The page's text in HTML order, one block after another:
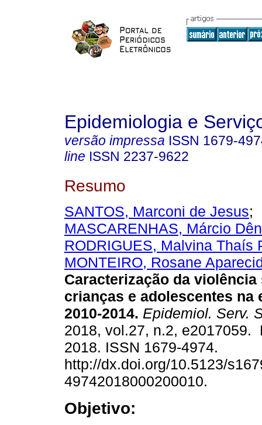
Epidemiologia e
versão impressa ISSN 1679-
line ISSN 2237-9622
Resumo
SANTOS, Marconi de Jesus;
MASCARENHAS, Márcio
RODRIGUES, Malvina Thaís
MONTEIRO, Rosane
Caracterização da
crianças e adolescentes na
2010-2014. Epidemiol. Serv.
2018, vol.27, n.2, e2017059.
2018. ISSN 1679-4974.
http://dx.doi.org/10.5123/
49742018000200010.
Objetivo: